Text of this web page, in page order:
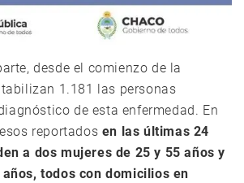
desde el comienzo de la
1.181 las personas
de esta enfermedad. En
reportados en las últimas 24
a dos mujeres de 25 y 55 años y
todos con domicilios en